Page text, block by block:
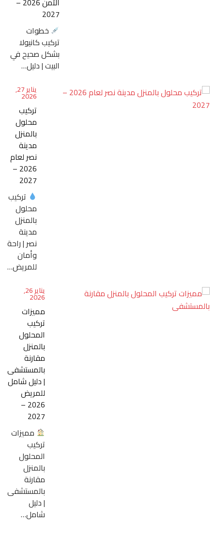
2027
خطوات
تركيب كانيولا
بشكل صحيح في
البيت | دليل…
يناير 27,
2026
تركيب
محلول
بالمنزل
مدينة
نصر لعام
2026 –
2027
تركيب
محلول
بالمنزل
مدينة
نصر | راحة
وأمان
للمريض…
يناير 26,
2026
مميزات
تركيب
المحلول
بالمنزل
مقارنة
بالمستشفى
| دليل شامل
للمريض
2026 –
2027
مميزات
تركيب
المحلول
بالمنزل
مقارنة
بالمستشفى
| دليل
شامل…